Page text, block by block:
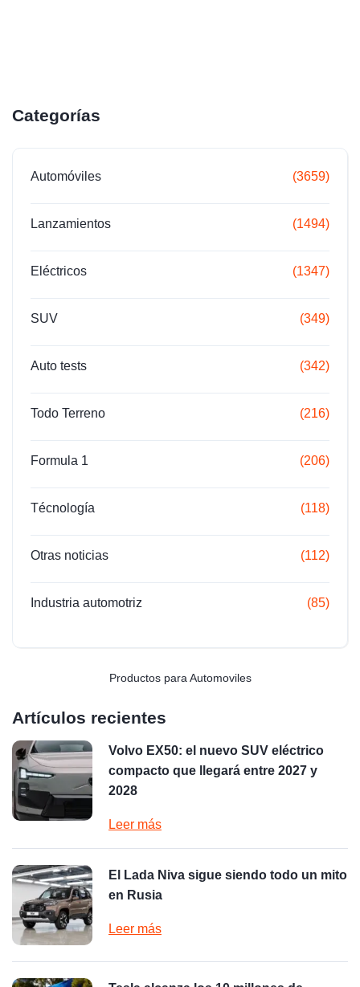
Categorías
Automóviles (3659)
Lanzamientos (1494)
Eléctricos (1347)
SUV (349)
Auto tests (342)
Todo Terreno (216)
Formula 1 (206)
Técnología (118)
Otras noticias (112)
Industria automotriz (85)
Productos para Automoviles
Artículos recientes
Volvo EX50: el nuevo SUV eléctrico
compacto que llegará entre 2027 y
2028
Leer más
El Lada Niva sigue siendo todo un mito
en Rusia
Leer más